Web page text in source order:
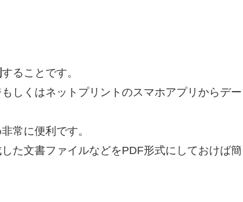
することです。
しくはネットプリントのスマホアプリからデー
常に便利です。
た文書ファイルなどをPDF形式にしておけば簡